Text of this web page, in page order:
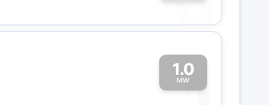
1.0
MW